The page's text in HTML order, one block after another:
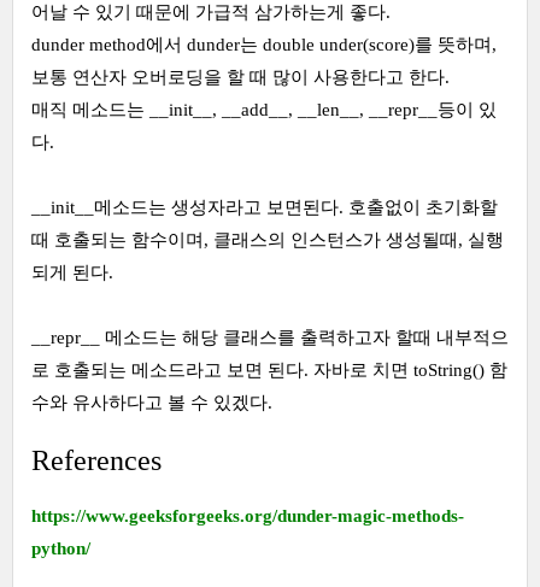
어날 수 있기 때문에 가급적 삼가하는게 좋다.
dunder method에서 dunder는 double under(score)를 뜻하며,
보통 연산자 오버로딩을 할 때 많이 사용한다고 한다.
매직 메소드는 __init__, __add__, __len__, __repr__등이 있
다.
__init__메소드는 생성자라고 보면된다. 호출없이 초기화할
때 호출되는 함수이며, 클래스의 인스턴스가 생성될때, 실행
되게 된다.
__repr__ 메소드는 해당 클래스를 출력하고자 할때 내부적으
로 호출되는 메소드라고 보면 된다. 자바로 치면 toString() 함
수와 유사하다고 볼 수 있겠다.
References
https://www.geeksforgeeks.org/dunder-magic-methods-
python/